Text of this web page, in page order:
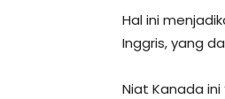
Hal ini
Inggris, yang
Niat Kanada